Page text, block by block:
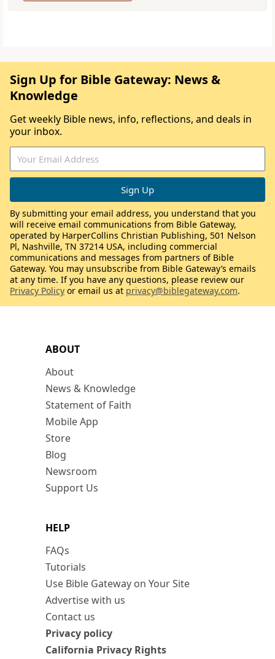
ABOUT
About
News & Knowledge
Statement of Faith
Mobile App
Store
Blog
Newsroom
Support Us
HELP
FAQs
Tutorials
Use Bible Gateway on Your Site
Advertise with us
Contact us
Privacy policy
California Privacy Rights
Sign Up for Bible Gateway: News &
Knowledge
Get weekly Bible news, info, reflections, and deals in
your inbox.
By submitting your email address, you understand that you
will receive email communications from Bible Gateway,
operated by HarperCollins Christian Publishing, 501 Nelson
Pl, Nashville, TN 37214 USA, including commercial
communications and messages from partners of Bible
Gateway. You may unsubscribe from Bible Gateway’s emails
at any time. If you have any questions, please review our
Privacy Policy or email us at privacy@biblegateway.com.